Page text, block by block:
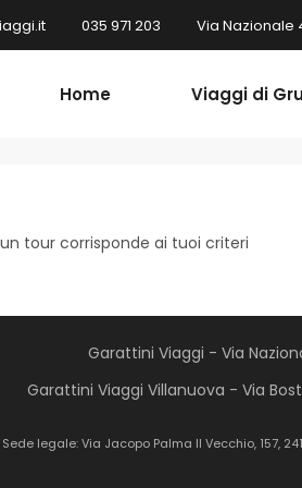
035 971 203 Via Nazionale
Home Viaggi di
tour corrisponde ai tuoi criteri
Garattini Viaggi - Via
Garattini Viaggi Villanuova - Via
Sede legale: Via Jacopo Palma Il Vecchio, 157,